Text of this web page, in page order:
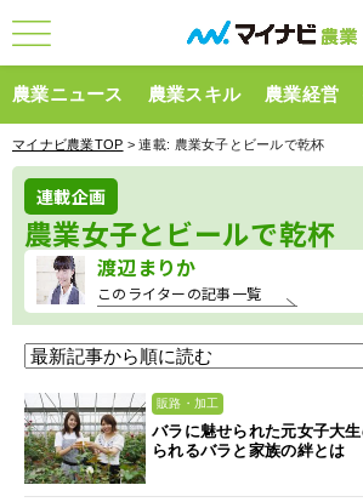
農業ニュース 農業スキル 農業経営
マイナビ農業TOP > 連載: 農業女子とビールで乾杯
連載企画
農業女子とビールで乾杯
渡辺まりか
このライターの記事一覧
販路・加工
バラに魅せられた元女子大
られるバラと家族の絆とは